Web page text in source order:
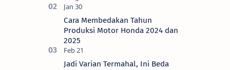
OTR Kediri Raya (Update September
2024) Brosis sekalian, PT Astra Honda
Motor (AH…
Cara Membedakan Tahun
Produksi Motor Honda 2024 dan
2025
Jadi Varian Termahal, Ini Beda